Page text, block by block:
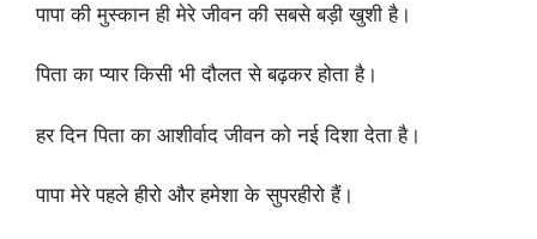
पापा की मुस्कान ही मेरे जीवन की सबसे बड़ी खुशी है।
पिता का प्यार किसी भी दौलत से बढ़कर होता है।
हर दिन पिता का आशीर्वाद जीवन को नई दिशा देता है।
पापा मेरे पहले हीरो और हमेशा के सुपरहीरो हैं।